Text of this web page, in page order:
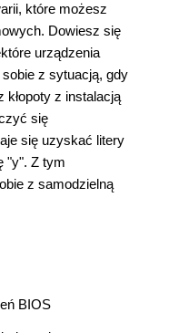
które możesz
Dowiesz się
urządzenia
sobie z sytuacją, gdy
z instalacją
się
się uzyskać litery
"y". Z tym
z samodzielną
BIOS